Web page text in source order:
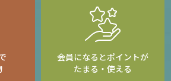
会員になるとポイントが
たまる・使える